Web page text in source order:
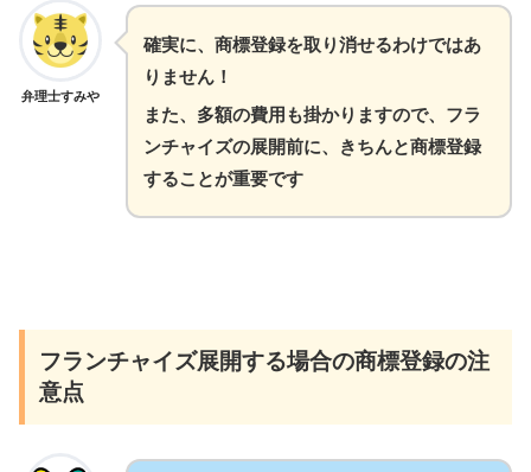
弁理士すみや
確実に、商標登録を取り消せるわけではあ
りません！
また、多額の費用も掛かりますので、フラ
ンチャイズの展開前に、きちんと商標登録
することが重要です
フランチャイズ展開する場合の商標登録の注
意点